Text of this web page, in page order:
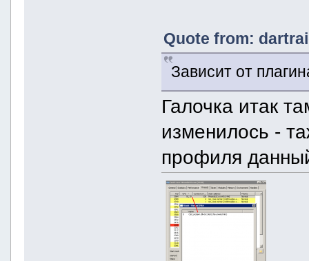
Quote from:
Зависит от
Галочка итак
изменилось -
профиля